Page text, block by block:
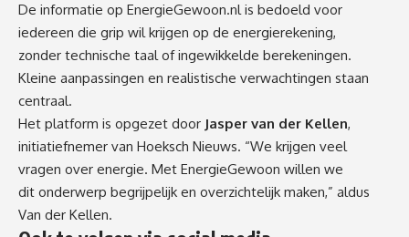
De informatie op EnergieGewoon.nlis bedoeld voor
iedereen die grip wil krijgen op de energierekening,
zonder technische taal of ingewikkelde berekeningen.
Kleine aanpassingen en realistische verwachtingen staan
centraal.
Het platform is opgezet door Jasper van der Kellen,
initiatiefnemer van Hoeksch Nieuws. “We krijgen veel
vragen over energie. Met EnergieGewoon willen we
dit onderwerp begrijpelijk en overzichtelijk maken,” aldus
Van der Kellen.